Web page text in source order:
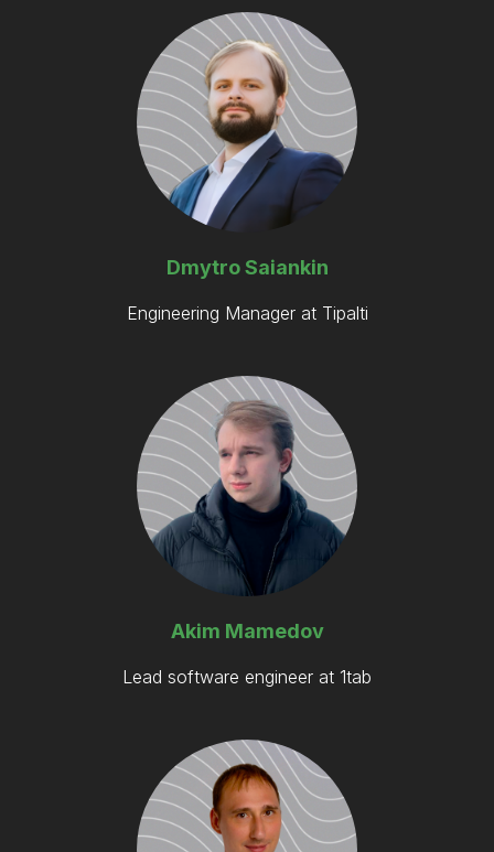
Dmytro Saiankin
Engineering Manager at Tipalti
Akim Mamedov
Lead software engineer at 1tab